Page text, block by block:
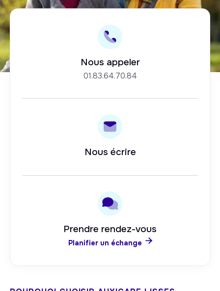
Nous appeler
01.83.64.70.84
Nous écrire
Prendre rendez-vous
Planifier un échange 